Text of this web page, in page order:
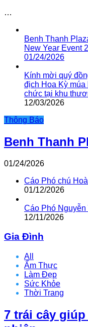
…
Benh Thanh
New Year Event
01/24/2026
Kính mời quý
địch Hoa Kỳ múa
chức tại khu
12/03/2026
Thông Báo
Benh Thanh
01/24/2026
Cáo Phó chú
01/12/2026
Cáo Phó Nguyễn
12/11/2026
Gia Đình
All
Ẩm Thực
Làm Đẹp
Sức Khỏe
Thời Trang
7 trái cây